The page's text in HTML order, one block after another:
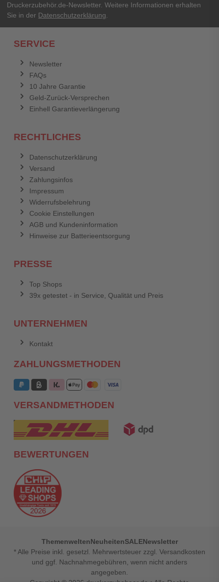
Druckerzubehör.de-Newsletter. Weitere Informationen erhalten
Sie in der Datenschutzerklärung
SERVICE
Newsletter
FAQs
10 Jahre Garantie
Geld-Zurück-Versprechen
Einhell Garantieverlängerung
RECHTLICHES
Datenschutzerklärung
Versand
Zahlungsinfos
Impressum
Widerrufsbelehrung
Cookie Einstellungen
AGB und Kundeninformation
Hinweise zur Batterieentsorgung
PRESSE
Top Shops
39x getestet - in Service, Qualität und Preis
UNTERNEHMEN
Kontakt
ZAHLUNGSMETHODEN
VERSANDMETHODEN
BEWERTUNGEN
ThemenweltenNeuheitenSALENewsletter
* Alle Preise inkl. gesetzl. Mehrwertsteuer zzgl. Versandkosten
und ggf. Nachnahmegebühren, wenn nicht anders
angegeben.